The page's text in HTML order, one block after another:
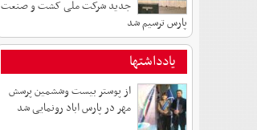
جدید شرکت ملی کشت و صنعت
پارس ترسیم شد
یادداشتها
از پوستر بیست وششمین پرسش
مهر در پارس اباد رونمایی شد